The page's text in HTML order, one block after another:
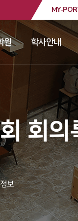
MY-
원 학사안내
회의
보